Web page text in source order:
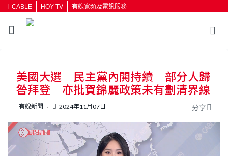
i-CABLE HOY TV 有線寬頻及電訊服務
按輸入鍵開始搜尋
美國大選｜民主黨內閧持續 部分人歸
咎拜登 亦批賀錦麗政策未有劃清界線
有線新聞 2024年11月07日 分享